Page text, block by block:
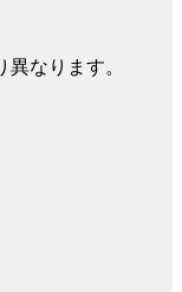
なります。